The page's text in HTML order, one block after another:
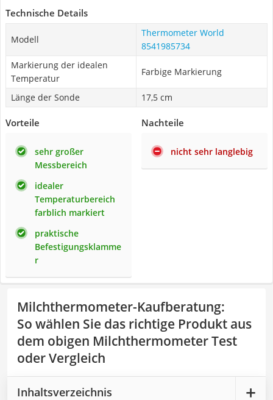
Technische Details
Modell
Thermometer World
8541985734
Markierung der idealen
Temperatur
Farbige Markierung
Länge der Sonde 17,5 cm
Vorteile
sehr großer
Messbereich
idealer
Temperaturbereich
farblich markiert
praktische
Befestigungsklamme
r
Nachteile
nicht sehr langlebig
Milchthermometer-Kaufberatung:
So wählen Sie das richtige Produkt aus
dem obigen Milchthermometer Test
oder Vergleich
Inhaltsverzeichnis